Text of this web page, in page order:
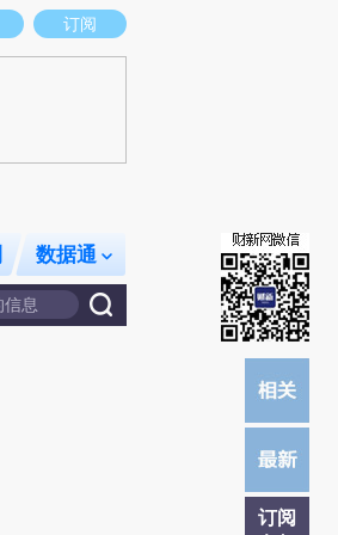
订阅
数据通
订阅